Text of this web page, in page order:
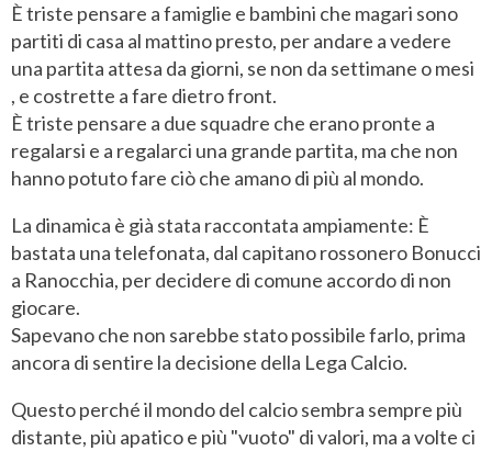
È triste pensare a famiglie e bambini che magari sono
partiti di casa al mattino presto, per andare a vedere
una partita attesa da giorni, se non da settimane o mesi
, e costrette a fare dietro front.
È triste pensare a due squadre che erano pronte a
regalarsi e a regalarci una grande partita, ma che non
hanno potuto fare ciò che amano di più al mondo.
La dinamica è già stata raccontata ampiamente: È
bastata una telefonata, dal capitano rossonero Bonucci
a Ranocchia, per decidere di comune accordo di non
giocare.
Sapevano che non sarebbe stato possibile farlo, prima
ancora di sentire la decisione della Lega Calcio.
Questo perché il mondo del calcio sembra sempre più
distante, più apatico e più "vuoto" di valori, ma a volte ci